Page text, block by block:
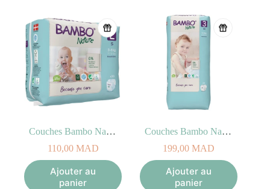
Couches Bambo Nature Taille 2 S, 3-6kg (30 unités)
110,00MAD
Ajouter au
panier
Couches Bambo Nature Taille 3 M, 4-8kg (52 unités)
199,00 MAD
Ajouter au
panier